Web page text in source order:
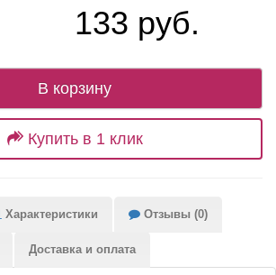
133 руб.
В корзину
Купить в 1 клик
Характеристики Отзывы (0)
Доставка и оплата